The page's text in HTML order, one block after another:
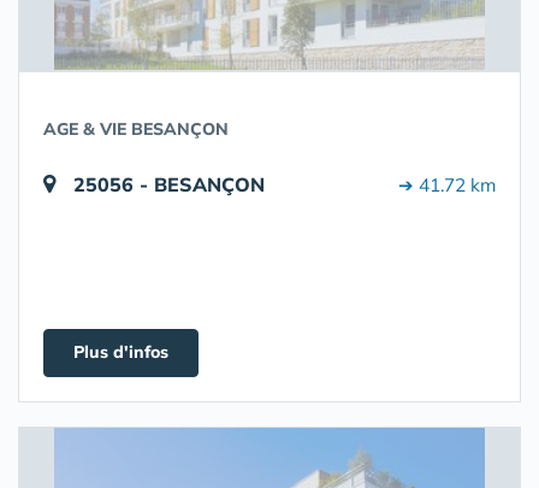
AGE & VIE BESANÇON
25056 - BESANÇON ➔ 41.72 km
Plus d'infos